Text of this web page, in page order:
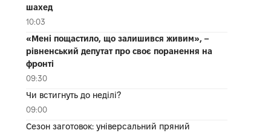
шахед
10:03
«Мені пощастило, що залишився живим», –
рівненський депутат про своє поранення на
фронті
09:30
Чи встигнуть до неділі?
09:00
Сезон заготовок: універсальний пряний